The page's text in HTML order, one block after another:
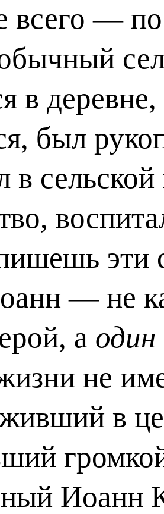
всего —
в
был
в сельской
эти
— не
а один
не
в
Иоанн